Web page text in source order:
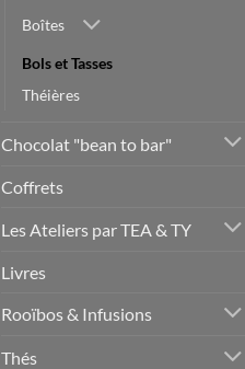
Boîtes
Bols et Tasses
Théières
Chocolat "bean to bar"
Coffrets
Les Ateliers par TEA & TY
Livres
Rooïbos & Infusions
Thés